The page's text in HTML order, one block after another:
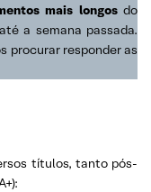
mais longosdo
a semana passada.
procurar responder as
títulos, tanto pós-